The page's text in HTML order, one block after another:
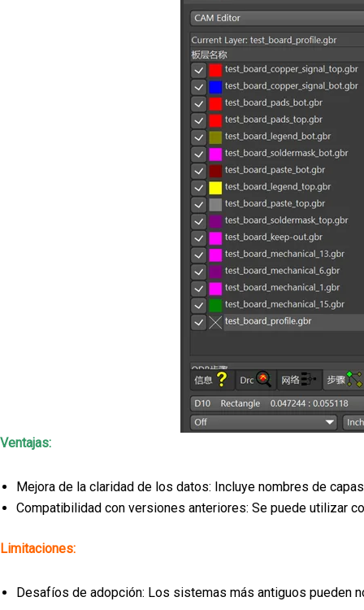
Ventajas:
Mejora de la claridad de los datos: Incluye nombres de
Compatibilidad con versiones anteriores: Se puede utilizar
Limitaciones:
Desafíos de adopción: Los sistemas más antiguos pueden